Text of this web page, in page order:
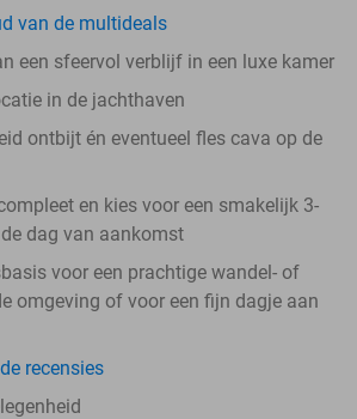
van de multideals
een sfeervol verblijf in een luxe kamer
in de jachthaven
ontbijt én eventueel fles cava op de
en kies voor een smakelijk 3-
dag van aankomst
voor een prachtige wandel- of
omgeving of voor een fijn dagje aan
recensies